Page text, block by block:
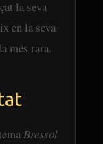
la seva
en la seva
més rara.
Bressol